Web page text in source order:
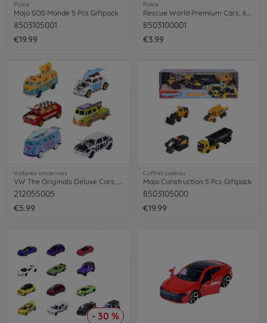
Police
Majo SOS Monde 5 Pcs Giftpack
8503105001
€19.99
Police
Rescue World Premium Cars, 6-asst.
8503100001
€3.99
Voitures anciennes
212055005
€5.99
Coffret cadeau
Majo Construction 5 Pcs Giftpack
8503105000
€19.99
- 30 %